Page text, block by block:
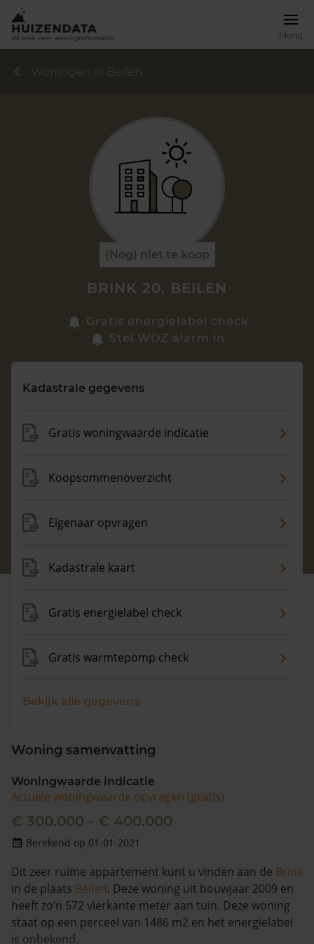
Menu
Zoek een woning
Maandag t/m vrijdag - 08:00 -18:00
Woningen in Beilen
(Nog) niet te koop
BRINK 20, BEILEN
Gratis energielabel check
Stel WOZ alarm in
Kadastrale gegevens
Gratis woningwaarde indicatie
Koopsommenoverzicht
Eigenaar opvragen
Kadastrale kaart
Gratis energielabel check
Gratis warmtepomp check
Bekijk alle gegevens
Woning samenvatting
Woningwaarde indicatie
Actuele woningwaarde opvragen (gratis)
€ 300.000 - € 400.000
Berekend op 01-01-2021
Dit zeer ruime appartement kunt u vinden aan de Brink
in de plaats Beilen. Deze woning uit bouwjaar 2009 en
heeft zo’n 572 vierkante meter aan tuin. Deze woning
staat op een perceel van 1486 m2 en het energielabel
is onbekend.